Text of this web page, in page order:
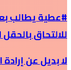
للالتحاق بالحقل
لا بديل عن إرادة